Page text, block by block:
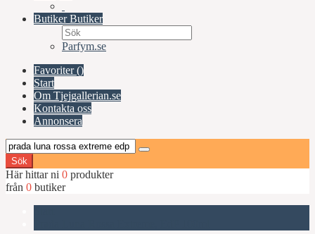
ButikerButiker
Parfym.se
Favoriter ()
Start
Om Tjejgallerian.se
Kontakta oss
Annonsera
Sök
Här hittar ni 0 produkter
från 0 butiker